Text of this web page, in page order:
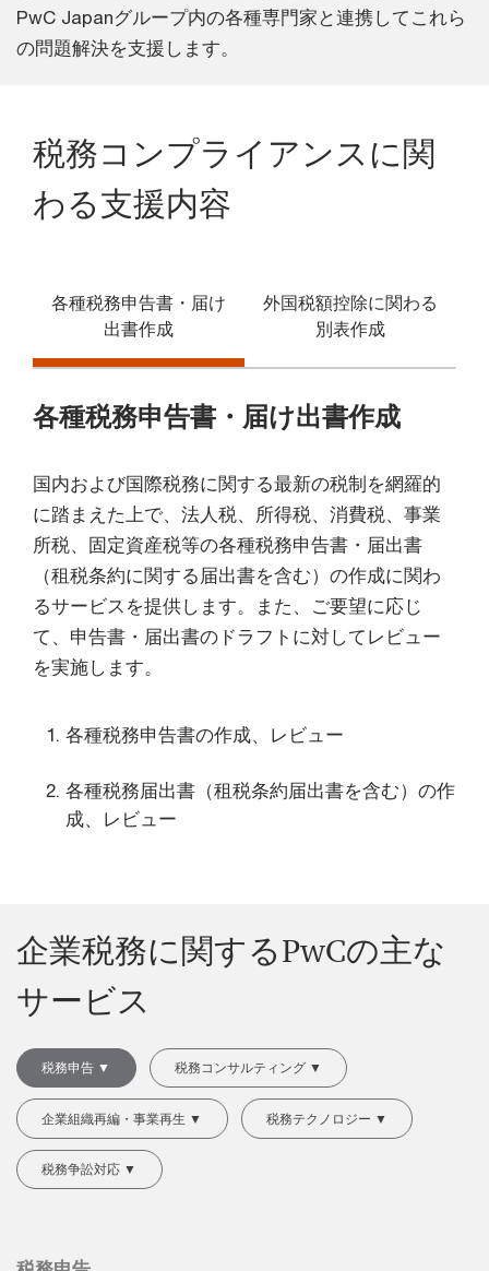
PwC Japanグループ内の各種専門家と連携してこれら
の問題解決を支援します。
税務コンプライアンスに関
わる支援内容
各種税務申告書・届け
出書作成
外国税額控除に関わる
別表作成
各種税務申告書・届け出書作成
国内および国際税務に関する最新の税制を網羅的
に踏まえた上で、法人税、所得税、消費税、事業
所税、固定資産税等の各種税務申告書・届出書
（租税条約に関する届出書を含む）の作成に関わ
るサービスを提供します。また、ご要望に応じ
て、申告書・届出書のドラフトに対してレビュー
を実施します。
各種税務申告書の作成、レビュー
各種税務届出書（租税条約届出書を含む）の作
成、レビュー
企業税務に関するPwCの主な
サービス
税務申告 ▼ 税務コンサルティング ▼
企業組織再編・事業再生 ▼ 税務テクノロジー ▼
税務争訟対応 ▼